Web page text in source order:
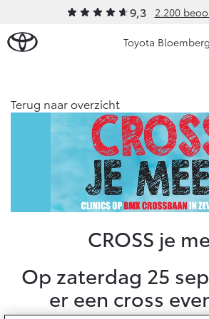
9,3 2.200
Toyota Bloemberg
Ons bedrijf
Ons bedrijf
Onze medewerkers
Bloemberg Servicepas
Contact en Route
Vacatures
Modellen
Yaris
HYBRIDE
Vanaf
Nieuws & Acties
Diensten
Terug naar overzicht
CROSS je
Op zaterdag 25
er een cross